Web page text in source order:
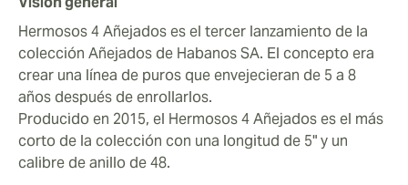
Hermosos 4 Añejados es el tercer lanzamiento de la
colección Añejados de Habanos SA. El concepto era
crear una línea de puros que envejecieran de 5 a 8
años después de enrollarlos.
Producido en 2015, el Hermosos 4 Añejados es el más
corto de la colección con una longitud de 5" y un
calibre de anillo de 48.